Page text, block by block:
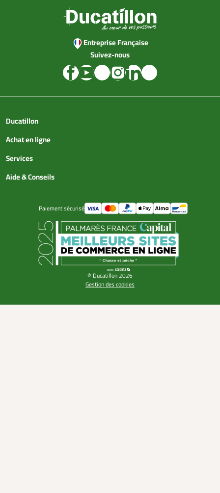
Entreprise Française
Suivez-nous
Ducatillon
Achat en ligne
Services
Aide & Conseils
Paiement sécurisé
© Ducatillon 2026
Gestion des cookies